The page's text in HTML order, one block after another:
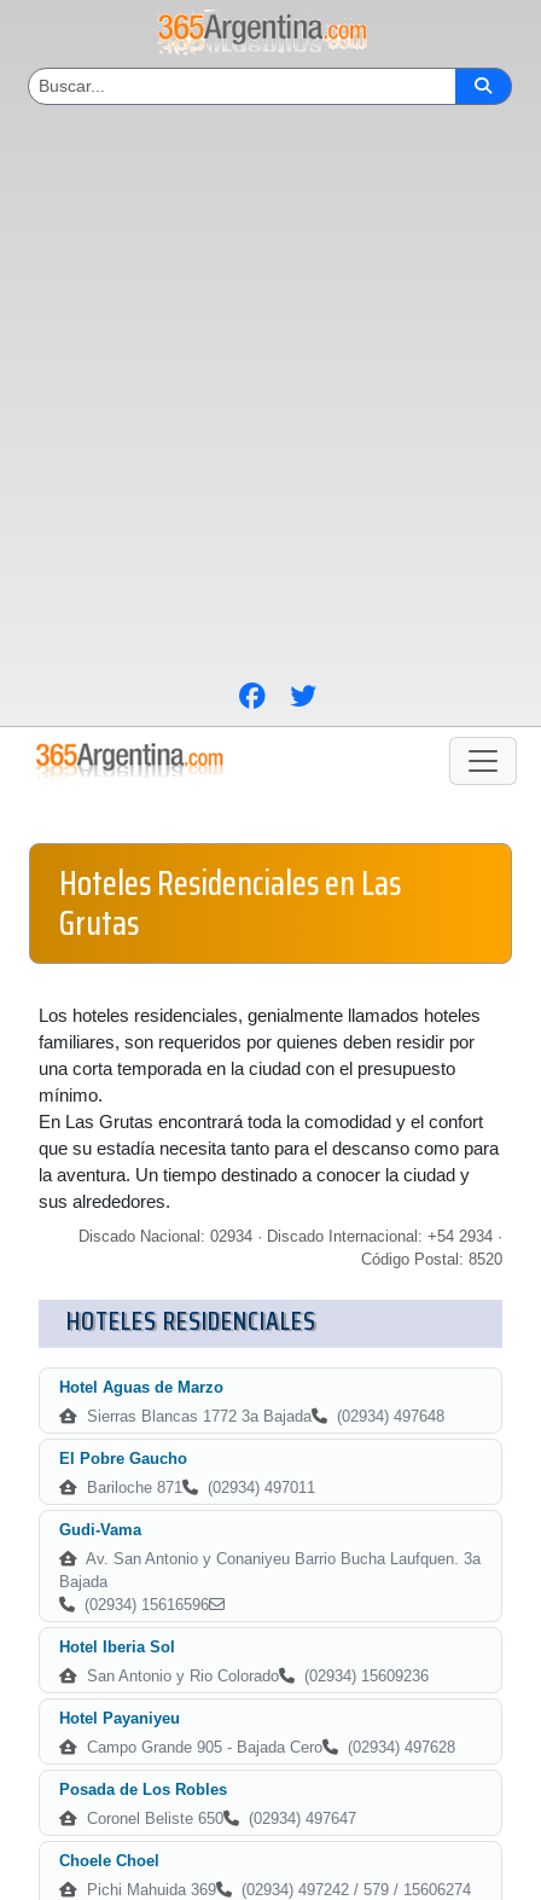
Hoteles Residenciales en Las
Grutas
Los hoteles residenciales, genialmente llamados hoteles
familiares, son requeridos por quienes deben residir por
una corta temporada en la ciudad con el presupuesto
mínimo.
En Las Grutas encontrará toda la comodidad y el confort
que su estadía necesita tanto para el descanso como para
la aventura. Un tiempo destinado a conocer la ciudad y
sus alrededores.
Discado Nacional: 02934 · Discado Internacional: +54 2934 ·
Código Postal: 8520
HOTELES RESIDENCIALES
Hotel Aguas de Marzo
Sierras Blancas 1772 3a Bajada
(02934) 497648
El Pobre Gaucho
Bariloche 871
(02934) 497011
Gudi-Vama
Av. San Antonio y Conaniyeu Barrio Bucha Laufquen. 3a
Bajada
(02934) 15616596
Hotel Iberia Sol
San Antonio y Ri­o Colorado
(02934) 15609236
Hotel Payaniyeu
Campo Grande 905 - Bajada Cero
(02934) 497628
Posada de Los Robles
Coronel Beliste 650
(02934) 497647
Choele Choel
Pichi Mahuida 369
(02934) 497242 / 579 / 15606274